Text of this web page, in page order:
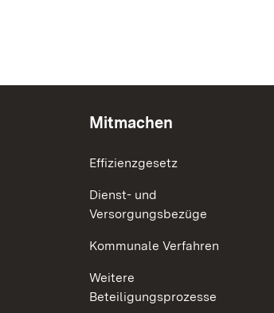
Mitmachen
Effizienzgesetz
Dienst- und
Versorgungsbezüge
Kommunale Verfahren
Weitere
Beteiligungsprozesse